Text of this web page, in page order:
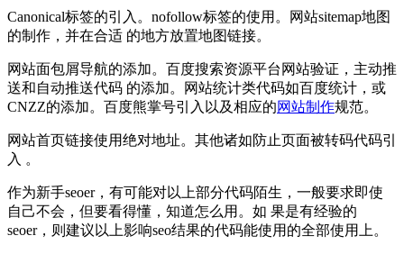
Canonical标签的引入。nofollow标签的使用。网站sitemap地图
的制作，并在合适 的地方放置地图链接。
网站面包屑导航的添加。百度搜索资源平台网站验证，主动推
送和自动推送代码 的添加。网站统计类代码如百度统计，或
CNZZ的添加。百度熊掌号引入以及相应的网站制作规范。
网站首页链接使用绝对地址。其他诸如防止页面被转码代码引
入 。
作为新手seoer，有可能对以上部分代码陌生，一般要求即使
自己不会，但要看得懂，知道怎么用。如 果是有经验的
seoer，则建议以上影响seo结果的代码能使用的全部使用上。